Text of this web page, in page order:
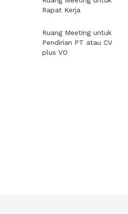
Rapat Kerja
Ruang Meeting untuk
Pendirian PT atau CV
plus VO